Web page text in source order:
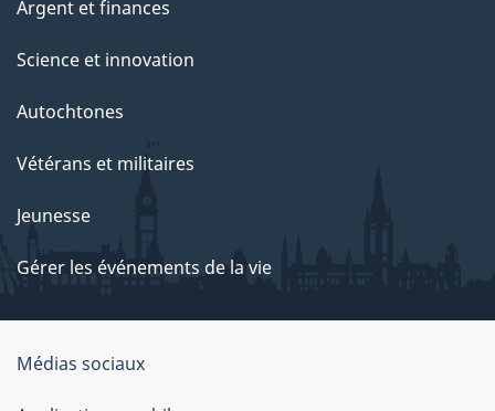
Argent et finances
Science et innovation
Autochtones
Vétérans et militaires
Jeunesse
Gérer les événements de la vie
Organisation
du
Médias sociaux